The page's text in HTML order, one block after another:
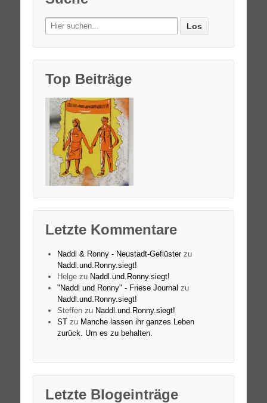
Search
for:
Top Beiträge
Letzte Kommentare
Naddl & Ronny - Neustadt-Geflüsterzu
Naddl.und.Ronny.siegt!
Helgezu Naddl.und.Ronny.siegt!
"Naddl und Ronny" - Friese Journal zu
Naddl.und.Ronny.siegt!
Steffenzu Naddl.und.Ronny.siegt!
STzu Manche lassen ihr ganzes Leben
zurück. Um es zu behalten.
Letzte Blogeinträge